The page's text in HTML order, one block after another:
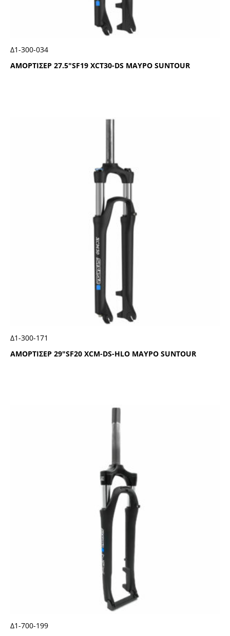
ΑΜΟΡΤΙΣΕΡ 27.5″SF19 ΧCΤ30-DS ΜΑΥΡΟ SUΝΤΟUR
Δ1-300-034
ΑΜΟΡΤΙΣΕΡ 29″SF20 ΧCΜ-DS-ΗLΟ ΜΑΥΡΟ SUΝΤΟUR
Δ1-300-171
Δ1-700-199